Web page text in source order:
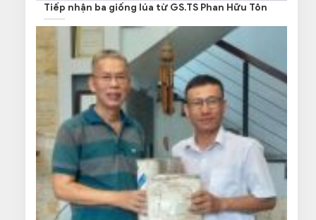
Tiếp nhận ba giống lúa từ GS.TS Phan Hữu Tôn